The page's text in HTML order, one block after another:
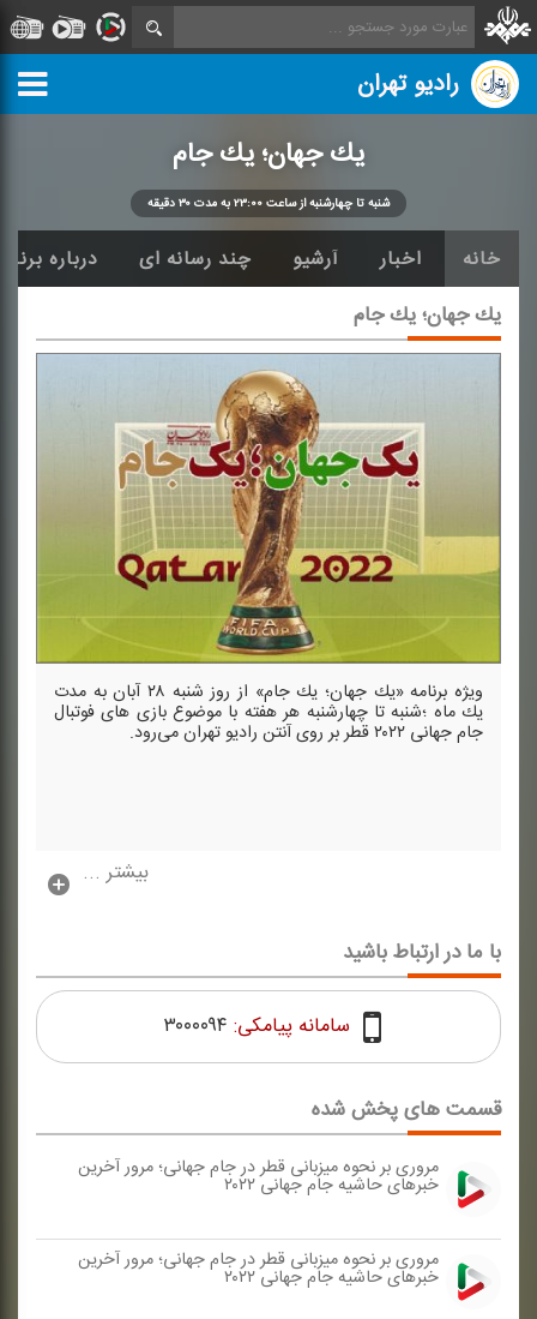
رادیو تهران
یك جهان؛ یك جام
شنبه تا چهارشنبه از ساعت ۲۳:۰۰ به مدت ۳۰ دقیقه
خانه اخبار آرشیو چند رسانه ای درباره
یك جهان؛ یك جام
ویژه برنامه «یك جهان؛ یك جام» از روز شنبه ۲۸ آبان به مدت
یك ماه ؛شنبه تا چهارشنبه هر هفته با موضوع بازی های فوتبال
جام جهانی ۲۰۲۲ قطر بر روی آنتن رادیو تهران می‌رود.
بیشتر ...
قسمت های پخش شده
مروری بر نحوه میزبانی قطر در جام جهانی؛ مرور آخرین
خبرهای حاشیه جام جهانی ۲۰۲۲
مروری بر نحوه میزبانی قطر در جام جهانی؛ مرور آخرین
خبرهای حاشیه جام جهانی ۲۰۲۲
با ما در ارتباط باشید
سامانه پیامکی:۳۰۰۰۰۹۴